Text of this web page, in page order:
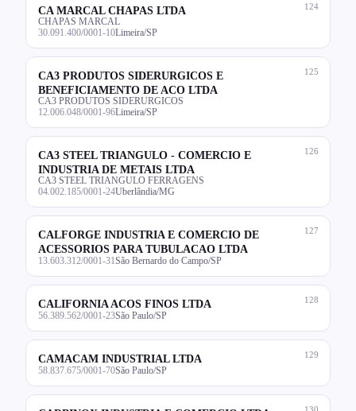
124
CA MARCAL CHAPAS LTDA
CHAPAS MARCAL
30.091.400/0001-10Limeira/SP
125
CA3 PRODUTOS SIDERURGICOS E
BENEFICIAMENTO DE ACO LTDA
CA3 PRODUTOS SIDERURGICOS
12.006.048/0001-96Limeira/SP
126
CA3 STEEL TRIANGULO - COMERCIO E
INDUSTRIA DE METAIS LTDA
CA3 STEEL TRIANGULO FERRAGENS
04.002.185/0001-24Uberlândia/MG
127
CALFORGE INDUSTRIA E COMERCIO DE
ACESSORIOS PARA TUBULACAO LTDA
13.603.312/0001-31 São Bernardo do Campo/SP
128
CALIFORNIA ACOS FINOS LTDA
56.389.562/0001-23São Paulo/SP
129
CAMACAM INDUSTRIAL LTDA
58.837.675/0001-70São Paulo/SP
130